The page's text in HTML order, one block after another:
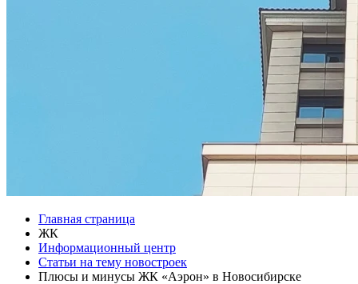
Главная страница
ЖК
Информационный центр
Статьи на тему новостроек
Плюсы и минусы ЖК «Аэрон» в Новосибирске